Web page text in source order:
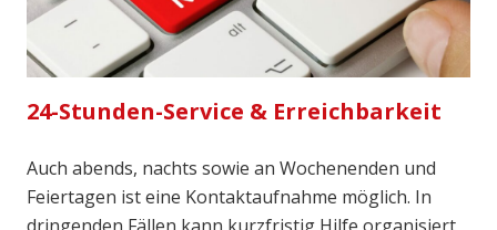
24-Stunden-Service & Erreichbarkeit
Auch abends, nachts sowie an Wochenenden und
Feiertagen ist eine Kontaktaufnahme möglich. In